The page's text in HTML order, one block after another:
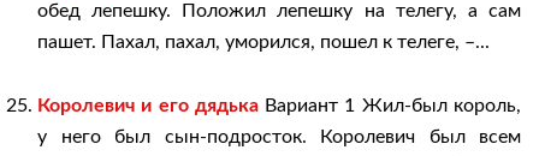
обед лепешку. Положил лепешку на телегу, а сам
пашет. Пахал, пахал, уморился, пошел к телеге, –...
Королевич и его дядькаВариант 1 Жил-был король,
у него был сын-подросток. Королевич был всем